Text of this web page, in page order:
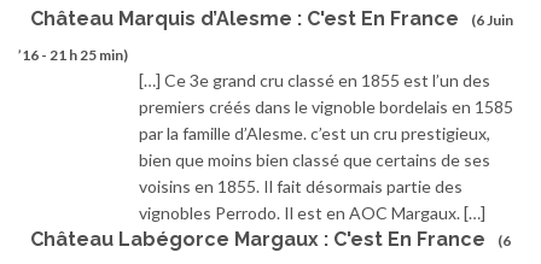
Château Marquis d’Alesme : C'est En France
(6 Juin
’16 - 21 h 25 min)
[…] Ce 3e grand cru classé en 1855 est l’un des
premiers créés dans le vignoble bordelais en 1585
par la famille d’Alesme. c’est un cru prestigieux,
bien que moins bien classé que certains de ses
voisins en 1855. Il fait désormais partie des
vignobles Perrodo. Il est en AOC Margaux. […]
Château Labégorce Margaux : C'est En France
(6